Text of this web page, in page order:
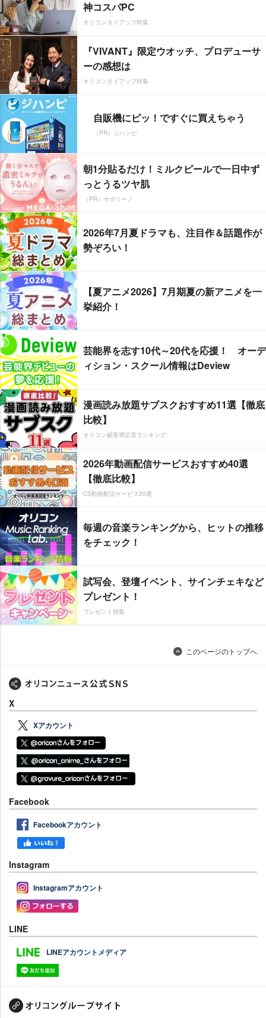
神コスパPC
オリコンタイアップ特集
『VIVANT』限定ウオッチ、プロデューサ
ーの感想は
オリコンタイアップ特集
自販機にピッ！ですぐに買えちゃう
（PR）ジハンピ
朝1分貼るだけ！ミルクピールで一日中ず
っとうるツヤ肌
（PR）サボリーノ
2026年7月夏ドラマも、注目作＆話題作が
勢ぞろい！
【夏アニメ2026】7月期夏の新アニメを一
挙紹介！
芸能界を志す10代～20代を応援！ オーデ
ィション・スクール情報はDeview
漫画読み放題サブスクおすすめ11選【徹底
比較】
オリコン顧客満足度ランキング
2026年動画配信サービスおすすめ40選
【徹底比較】
CS動画配信サービス20選
毎週の音楽ランキングから、ヒットの推移
をチェック！
試写会、登壇イベント、サインチェキなど
プレゼント！
プレゼント特集
このページのトップへ
X
Xアカウント
Facebook
Facebookアカウント
Instagram
Instagramアカウント
LINE
LINEアカウントメディア